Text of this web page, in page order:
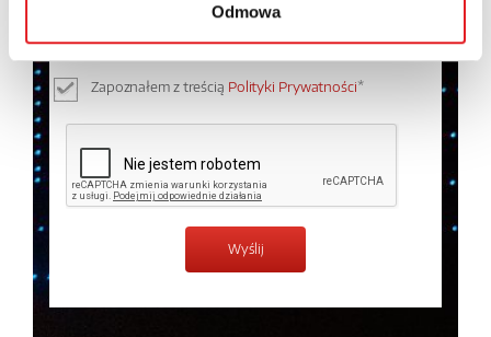
Odmowa
temat przetwarzania danych osobowych w
prywatności.*
Zapoznałem z treścią Polityki Prywatności*